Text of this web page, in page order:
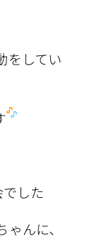
をしてい
した
んに、